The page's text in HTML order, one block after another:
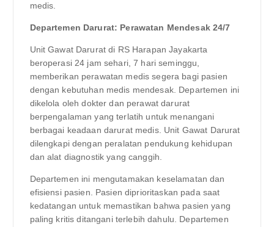
medis.
Departemen Darurat: Perawatan Mendesak 24/7
Unit Gawat Darurat di RS Harapan Jayakarta
beroperasi 24 jam sehari, 7 hari seminggu,
memberikan perawatan medis segera bagi pasien
dengan kebutuhan medis mendesak. Departemen ini
dikelola oleh dokter dan perawat darurat
berpengalaman yang terlatih untuk menangani
berbagai keadaan darurat medis. Unit Gawat Darurat
dilengkapi dengan peralatan pendukung kehidupan
dan alat diagnostik yang canggih.
Departemen ini mengutamakan keselamatan dan
efisiensi pasien. Pasien diprioritaskan pada saat
kedatangan untuk memastikan bahwa pasien yang
paling kritis ditangani terlebih dahulu. Departemen